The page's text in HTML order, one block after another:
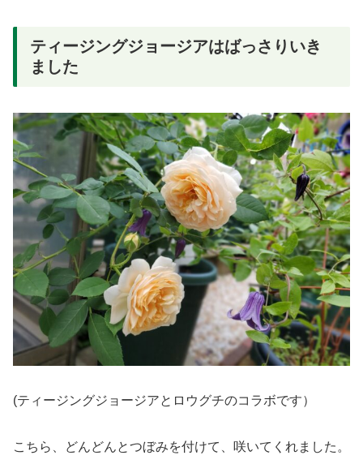
ティージングジョージアはばっさりいき
ました
(ティージングジョージアとロウグチのコラボです）
こちら、どんどんとつぼみを付けて、咲いてくれました。